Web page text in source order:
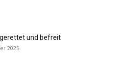
und befreit
2025